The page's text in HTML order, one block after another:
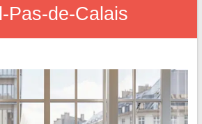
Pas-de-Calais